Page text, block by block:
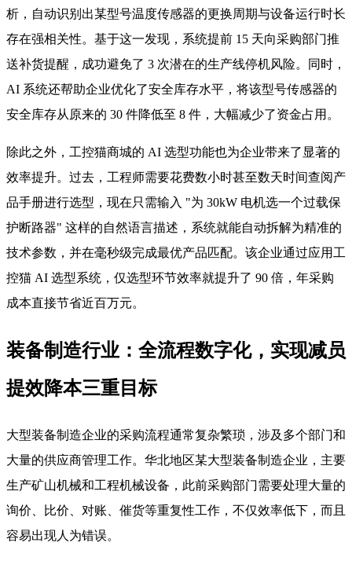
析，自动识别出某型号温度传感器的更换周期与设备运行时长
存在强相关性。基于这一发现，系统提前 15 天向采购部门推
送补货提醒，成功避免了 3 次潜在的生产线停机风险。同时，
AI 系统还帮助企业优化了安全库存水平，将该型号传感器的
安全库存从原来的 30 件降低至 8 件，大幅减少了资金占用。
除此之外，工控猫商城的 AI 选型功能也为企业带来了显著的
效率提升。过去，工程师需要花费数小时甚至数天时间查阅产
品手册进行选型，现在只需输入 "为 30kW 电机选一个过载保
护断路器" 这样的自然语言描述，系统就能自动拆解为精准的
技术参数，并在毫秒级完成最优产品匹配。该企业通过应用工
控猫 AI 选型系统，仅选型环节效率就提升了 90 倍，年采购
成本直接节省近百万元。
装备制造行业：全流程数字化，实现减员
提效降本三重目标
大型装备制造企业的采购流程通常复杂繁琐，涉及多个部门和
大量的供应商管理工作。华北地区某大型装备制造企业，主要
生产矿山机械和工程机械设备，此前采购部门需要处理大量的
询价、比价、对账、催货等重复性工作，不仅效率低下，而且
容易出现人为错误。